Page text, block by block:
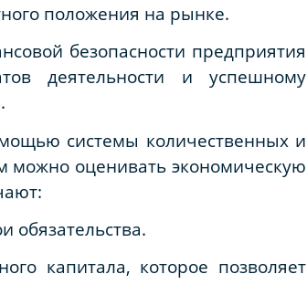
положения на рынке.
безопасности предприятия
деятельности и успешному
системы количественных и
можно оценивать экономическую
обязательства.
капитала, которое позволяет